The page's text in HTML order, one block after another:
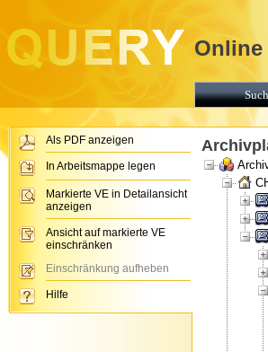
Online
Als PDF anzeigen
In Arbeitsmappe legen
Markierte VE in Detailansicht
anzeigen
Ansicht auf markierte VE
einschränken
Einschränkung aufheben
Hilfe